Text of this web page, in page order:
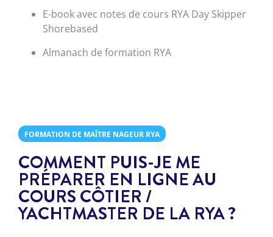
E-book avec notes de cours RYA Day Skipper
Shorebased
Almanach de formation RYA
FORMATION DE MAÎTRE NAGEUR RYA
COMMENT PUIS-JE ME
PRÉPARER EN LIGNE AU
COURS CÔTIER /
YACHTMASTER DE LA RYA ?